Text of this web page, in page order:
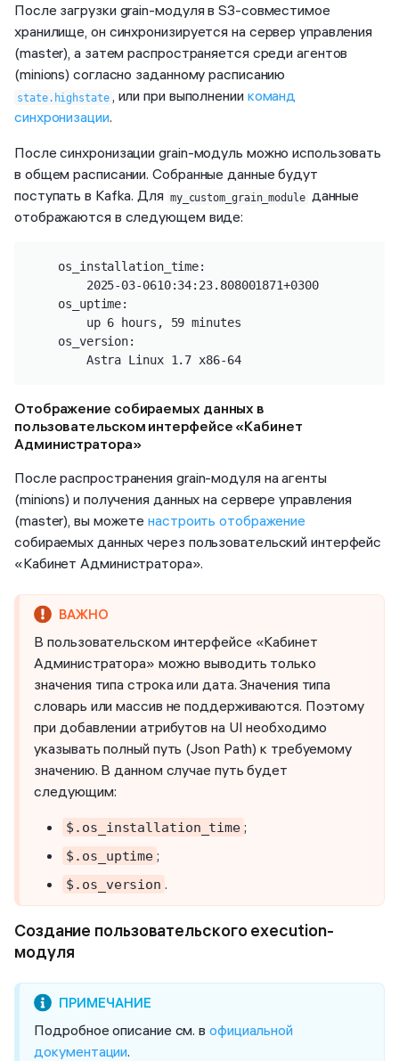
После загрузки grain-модуля в S3-совместимое
хранилище, он синхронизируется на сервер управления
(master), а затем распространяется среди агентов
(minions) согласно заданному расписанию
state.highstate , или при выполнении команд
синхронизации.
После синхронизации grain-модуль можно использовать
в общем расписании. Собранные данные будут
поступать в Kafka. Для my_custom_grain_module данные
отображаются в следующем виде:
    os_installation_time:
        2025-03-0610:34:23.808001871+0300
    os_uptime:
        up 6 hours, 59 minutes
    os_version:
        Astra Linux 1.7 x86-64
Отображение собираемых данных в
пользовательском интерфейсе «Кабинет
Администратора»
После распространения grain-модуля на агенты
(minions) и получения данных на сервере управления
(master), вы можетенастроить отображение
собираемых данных через пользовательский интерфейс
«Кабинет Администратора».
В пользовательском интерфейсе «Кабинет
Администратора» можно выводить только
значения типа строка или дата. Значения типа
словарь или массив не поддерживаются. Поэтому
при добавлении атрибутов на UI необходимо
указывать полный путь (Json Path) к требуемому
значению. В данном случае путь будет
следующим:
$.os_installation_time ;
$.os_uptime ;
$.os_version .
Cоздание пользовательского execution-
модуля
Подробное описание см. в официальной
документации.